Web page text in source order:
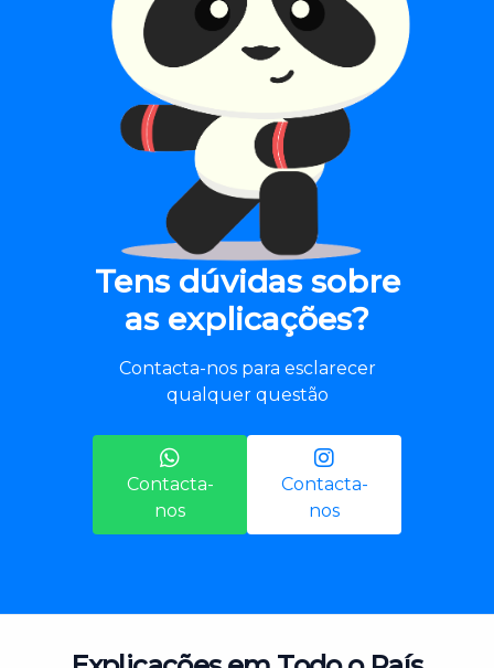
Tens dúvidas sobre
as explicações?
Contacta-nos para esclarecer
qualquer questão
Contacta-
nos
Contacta-
nos